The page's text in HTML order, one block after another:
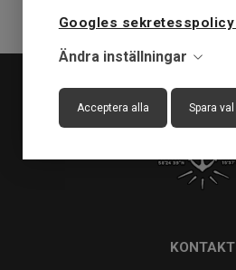
Googles sekretesspolicy
Ändra inställningar
Acceptera alla Spara val
KONTAKT